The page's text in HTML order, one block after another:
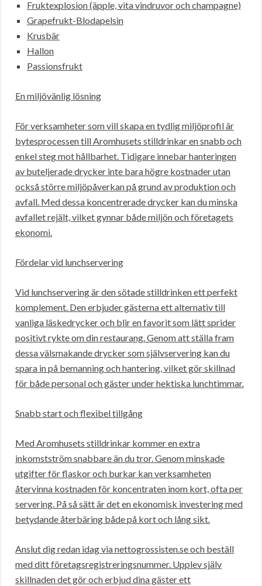
Fruktexplosion (äpple, vita vindruvor och champagne)
Grapefrukt-Blodapelsin
Krusbär
Hallon
Passionsfrukt
En miljövänlig lösning
För verksamheter som vill skapa en tydlig miljöprofil är
bytesprocessen till Aromhusets stilldrinkar en snabb och
enkel steg mot hållbarhet. Tidigare innebar hanteringen
av buteljerade drycker inte bara högre kostnader utan
också större miljöpåverkan på grund av produktion och
avfall. Med dessa koncentrerade drycker kan du minska
avfallet rejält, vilket gynnar både miljön och företagets
ekonomi.
Fördelar vid lunchservering
Vid lunchservering är den sötade stilldrinken ett perfekt
komplement. Den erbjuder gästerna ett alternativ till
vanliga läskedrycker och blir en favorit som lätt sprider
positivt rykte om din restaurang. Genom att ställa fram
dessa välsmakande drycker som självservering kan du
spara in på bemanning och hantering, vilket gör skillnad
för både personal och gäster under hektiska lunchtimmar.
Snabb start och flexibel tillgång
Med Aromhusets stilldrinkar kommer en extra
inkomstström snabbare än du tror. Genom minskade
utgifter för flaskor och burkar kan verksamheten
återvinna kostnaden för koncentraten inom kort, ofta per
servering. På så sätt är det en ekonomisk investering med
betydande återbäring både på kort och lång sikt.
Anslut dig redan idag via nettogrossisten.se och beställ
med ditt företagsregistreringsnummer. Upplev själv
skillnaden det gör och erbjud dina gäster ett